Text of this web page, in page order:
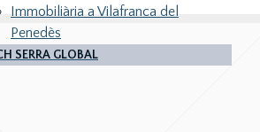
Immobiliària a Vilafranca del
Penedès
SERRA GLOBAL